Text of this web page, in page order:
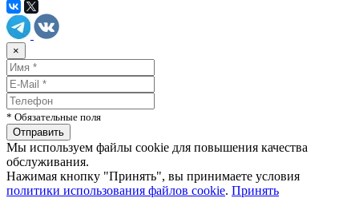
×
* Обязательные поля
Мы используем файлы cookie для повышения качества
обслуживания.
Нажимая кнопку "Принять", вы принимаете условия
политики использования файлов cookie. Принять